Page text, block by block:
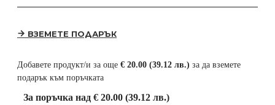
ВЗЕМЕТЕ ПОДАРЪК
Добавете продукт/и за още € 20.00 (39.12 лв.) за да вземете
подарък към поръчката
За поръчка над € 20.00 (39.12 лв.)